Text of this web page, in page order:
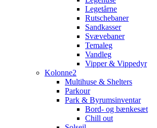
Legetårne
Rutschebaner
Sandkasser
Svævebaner
Temaleg
Vandleg
Vipper & Vippedyr
Kolonne2
Multihuse & Shelters
Parkour
Park & Byrumsinventar
Bord- og bænkesæt
Chill out